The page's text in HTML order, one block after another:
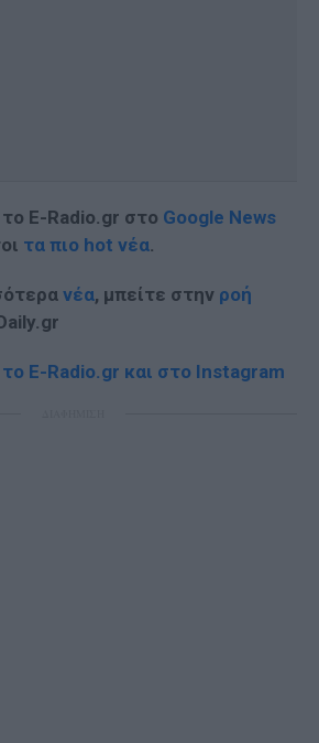
E-Radio.gr στο Google News
τα πιο hot νέα.
νέα, μπείτε στην ροή
E-Radio.gr και στο Instagram